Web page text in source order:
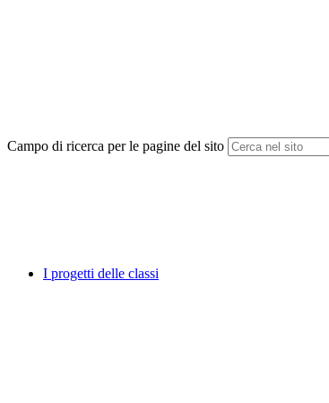
Campo di ricerca per le pagine del sito
I progetti delle classi